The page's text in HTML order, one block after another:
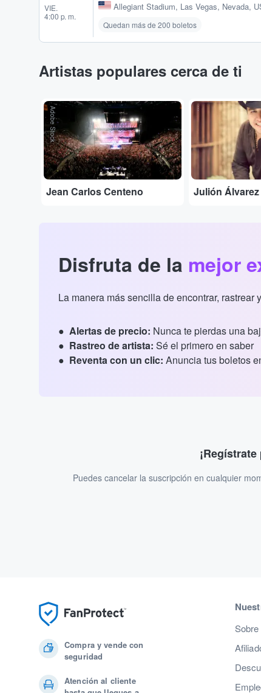
VIE.
4:00 p. m.
Allegiant Stadium, Las Vegas, Nevada,
Quedan más de 200 boletos
Artistas populares cerca de ti
Adobe Stock
Jean Carlos Centeno
...
Julión Álvarez
Disfruta de la mejor
La manera más sencilla de encontrar, rastrear
Alertas de precio: Nunca te pierdas una
Rastreo de artista: Sé el primero en saber
Reventa con un clic: Anuncia tus boletos
Puedes cancelar la suscripción en cualquier
Compra y vende con
seguridad
Atención al cliente